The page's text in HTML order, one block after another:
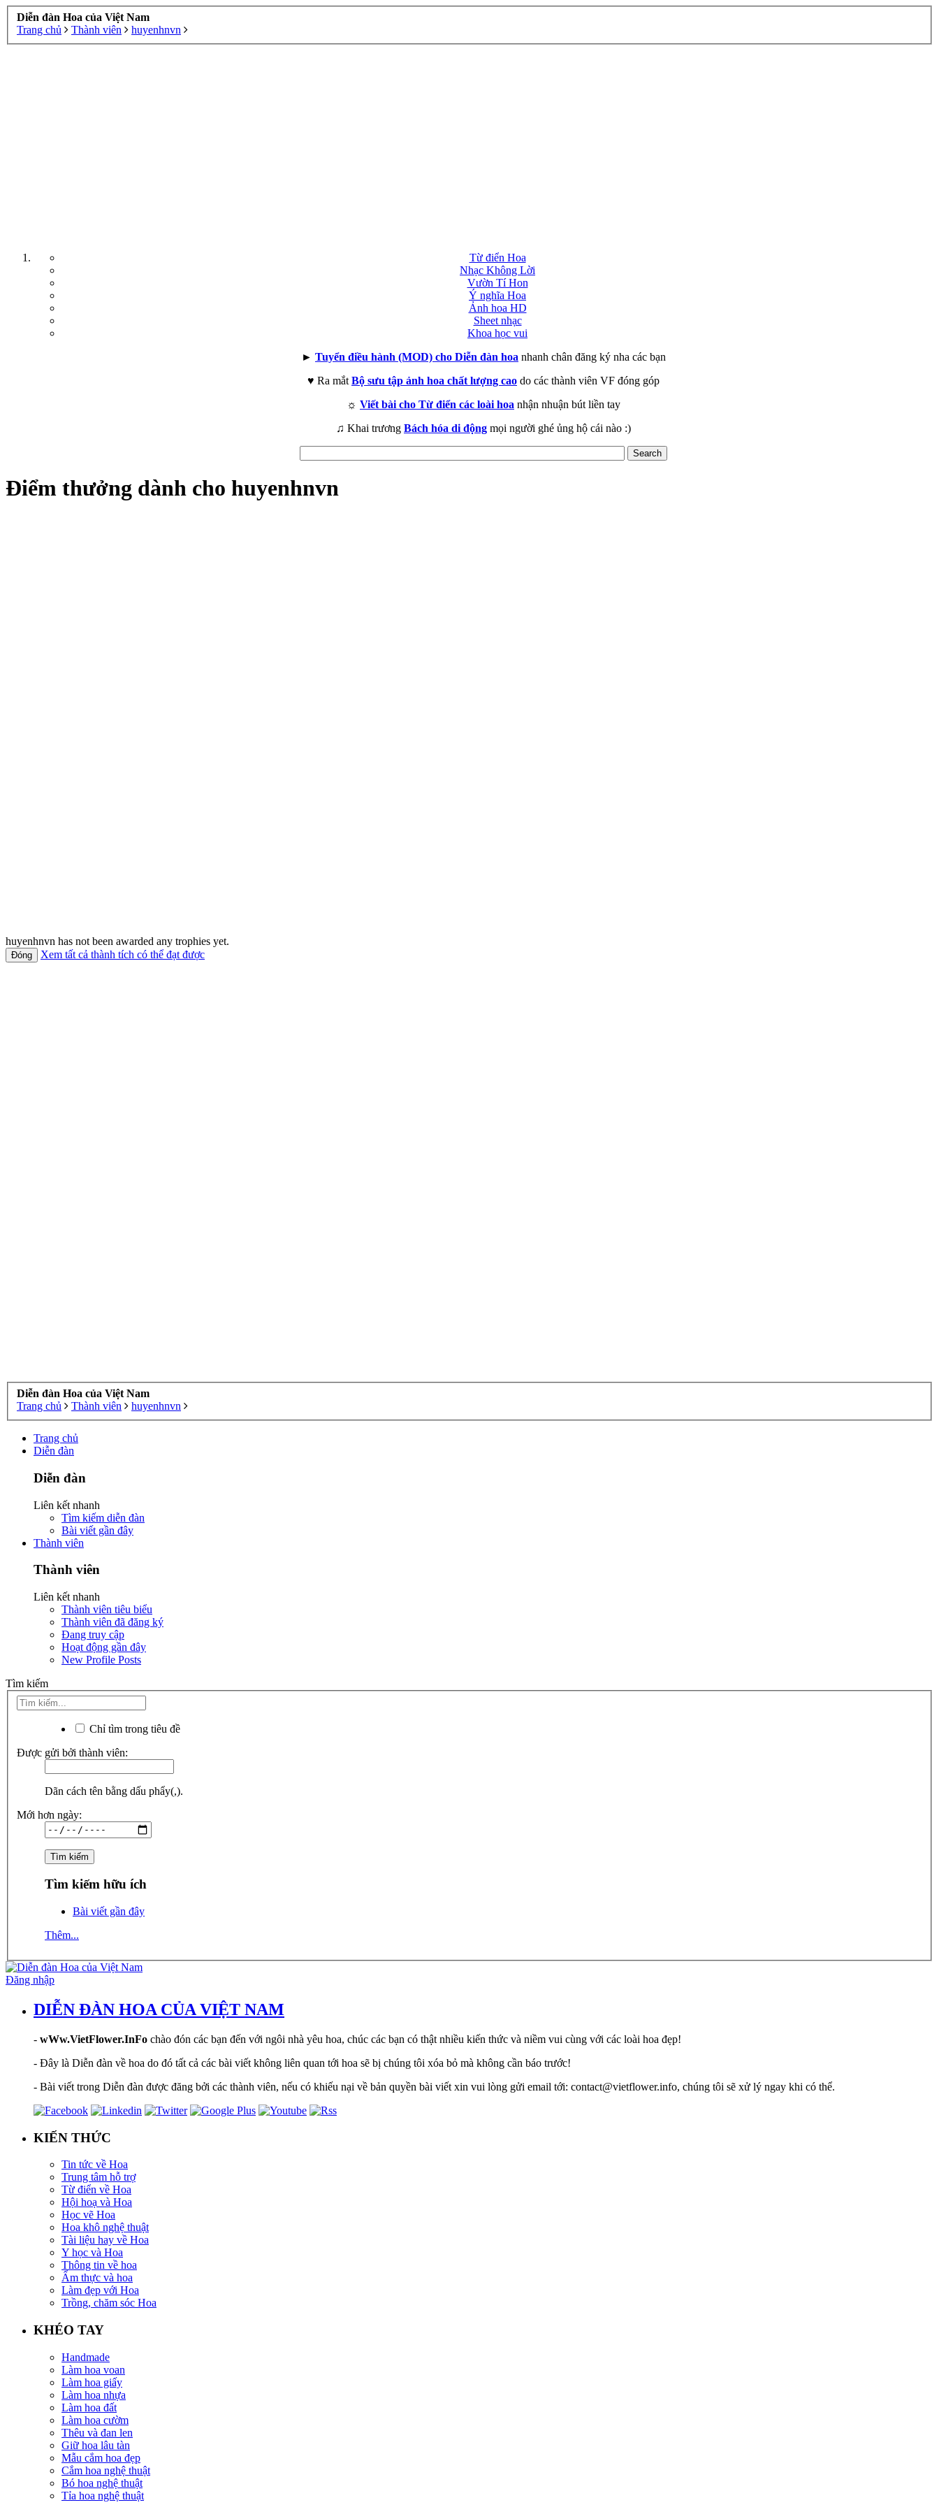
Diễn đàn Hoa của Việt Nam
Trang chủ
Thành viên huyenhnvn
Từ điển Hoa
Nhạc Không Lời
Vườn Tí Hon
Ý nghĩa Hoa
Ảnh hoa HD
Sheet nhạc
Khoa học vui
► Tuyển điều hành (MOD) cho Diễn đàn hoa nhanh chân đăng ký nha các bạn
♥ Ra mắt Bộ sưu tập ảnh hoa chất lượng cao do các thành viên VF đóng góp
☼ Viết bài cho Từ điển các loài hoa nhận nhuận bút liền tay
♫ Khai trương Bách hóa di động mọi người ghé ủng hộ cái nào :)
Điểm thưởng dành cho huyenhnvn
huyenhnvn has not been awarded any trophies yet.
Xem tất cả thành tích có thể đạt được
Diễn đàn Hoa của Việt Nam
Trang chủ
Thành viên huyenhnvn
Trang chủ
Diễn đàn
Diễn đàn
Liên kết nhanh
Tìm kiếm diễn đàn
Bài viết gần đây
Thành viên
Thành viên
Liên kết nhanh
Thành viên tiêu biểu
Thành viên đã đăng ký
Đang truy cập
Hoạt động gần đây
New Profile Posts
Tìm kiếm
Chỉ tìm trong tiêu đề
Được gửi bởi thành viên:
Dãn cách tên bằng dấu phẩy(,).
Mới hơn ngày:
Tìm kiếm hữu ích
Bài viết gần đây
Thêm...
Đăng nhập
DIỄN ĐÀN HOA CỦA VIỆT NAM
- wWw.VietFlower.InFo chào đón các bạn đến với ngôi nhà yêu hoa, chúc các bạn có thật nhiều kiến thức và niềm vui cùng với các loài hoa đẹp!
- Đây là Diễn đàn về hoa do đó tất cả các bài viết không liên quan tới hoa sẽ bị chúng tôi xóa bỏ mà không cần báo trước!
- Bài viết trong Diễn đàn được đăng bởi các thành viên, nếu có khiếu nại về bản quyền bài viết xin vui lòng gửi email tới: contact@vietflower.info, chúng tôi sẽ xử lý ngay khi có thể.
KIẾN THỨC
Tin tức về Hoa
Trung tâm hỗ trợ
Từ điển về Hoa
Hội hoạ và Hoa
Học vẽ Hoa
Hoa khô nghệ thuật
Tài liệu hay về Hoa
Y học và Hoa
Thông tin về hoa
Ẩm thực và hoa
Làm đẹp với Hoa
Trồng, chăm sóc Hoa
KHÉO TAY
Handmade
Làm hoa voan
Làm hoa giấy
Làm hoa nhựa
Làm hoa đất
Làm hoa cườm
Thêu và đan len
Giữ hoa lâu tàn
Mẫu cắm hoa đẹp
Cắm hoa nghệ thuật
Bó hoa nghệ thuật
Tỉa hoa nghệ thuật